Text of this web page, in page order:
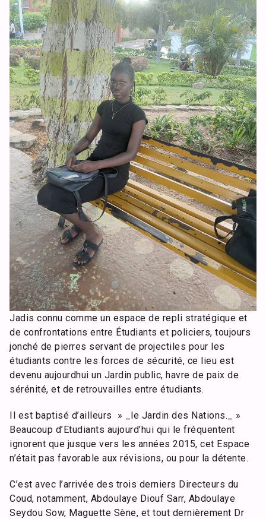
Jadis connu comme un espace de repli stratégique et
de confrontations entre Étudiants et policiers, toujours
jonché de pierres servant de projectiles pour les
étudiants contre les forces de sécurité, ce lieu est
devenu aujourdhui un Jardin public, havre de paix de
sérénité, et de retrouvailles entre étudiants.
Il est baptisé d’ailleurs » _le Jardin des Nations._ »
Beaucoup d’Etudiants aujourd’hui qui le fréquentent
ignorent que jusque vers les années 2015, cet Espace
n’était pas favorable aux révisions, ou pour la détente.
C’est avec l’arrivée des trois derniers Directeurs du
Coud, notamment, Abdoulaye Diouf Sarr, Abdoulaye
Seydou Sow, Maguette Sène, et tout dernièrement Dr